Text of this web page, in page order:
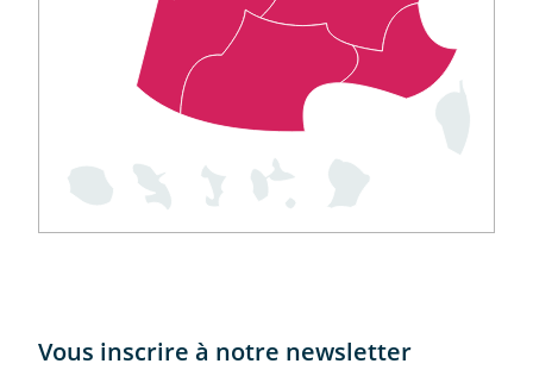
Vous inscrire à notre newsletter